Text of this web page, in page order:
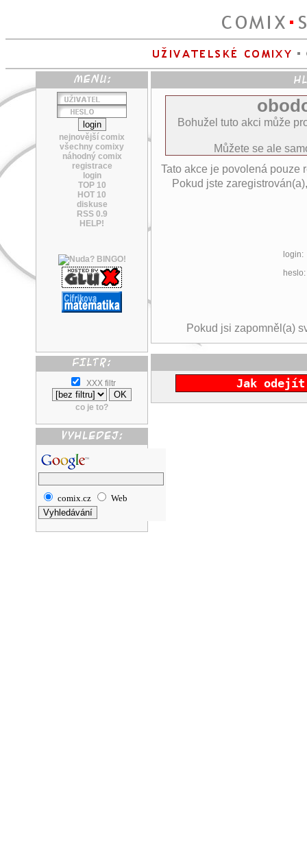
nejnovější comix
všechny comixy
náhodný comix
registrace
login
TOP 10
HOT 10
diskuse
RSS 0.9
HELP!
XXX filtr
co je to?
comix.cz Web
Bohužel tuto akci může
Můžete se ale
Tato akce je povolená pouze
Pokud jste
login:
heslo:
Pokud jsi zapomněl(a)
Jak odejít